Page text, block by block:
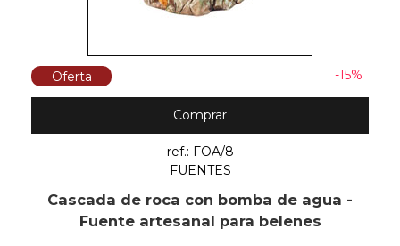
Oferta -15%
Comprar
ref.: FOA/8
FUENTES
Cascada de roca con bomba de agua -
Fuente artesanal para belenes